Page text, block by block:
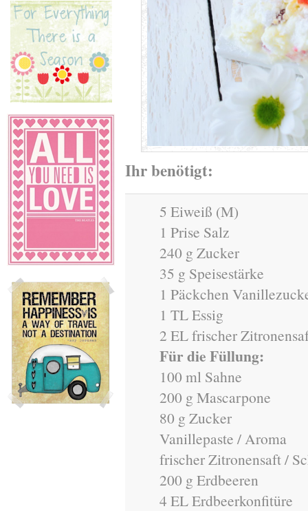
Ihr benötigt:
5 Eiweiß (M)
1 Prise Salz
240 g Zucker
35 g Speisestärke
1 Päckchen
1 TL Essig
2 EL frischer
Für die Füllung:
100 ml Sahne
200 g Mascarpone
80 g Zucker
Vanillepaste / Aroma
frischer Zitronensaft /
200 g Erdbeeren
4 EL Erdbeerkonfitüre